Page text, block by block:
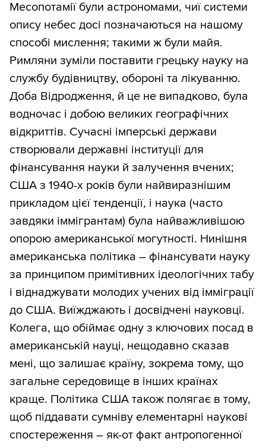
Месопотамії були астрономами, чиї системи
опису небес досі позначаються на нашому
способі мислення; такими ж були майя.
Римляни зуміли поставити грецьку науку на
службу будівництву, обороні та лікуванню.
Доба Відродження, й це не випадково, була
водночас і добою великих географічних
відкриттів. Сучасні імперські держави
створювали державні інституції для
фінансування науки й залучення вчених;
США з 1940-х років були найвиразнішим
прикладом цієї тенденції, і наука (часто
завдяки іммігрантам) була найважливішою
опорою американської могутності. Нинішня
американська політика – фінансувати науку
за принципом примітивних ідеологічних табу
і віднаджувати молодих учених від імміграції
до США. Виїжджають і досвідчені науковці.
Колега, що обіймає одну з ключових посад в
американській науці, нещодавно сказав
мені, що залишає країну, зокрема тому, що
загальне середовище в інших країнах
краще. Політика США також полягає в тому,
щоб піддавати сумніву елементарні наукові
спостереження – як-от факт антропогенної